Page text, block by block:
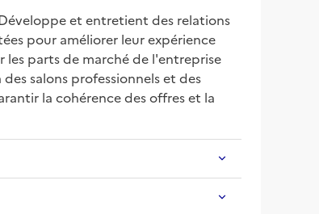
et entretient des relations
pour améliorer leur expérience
les parts de marché de l'entreprise
salons professionnels et des
la cohérence des offres et la